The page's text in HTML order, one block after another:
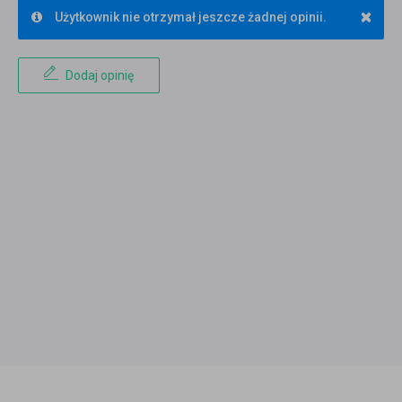
×
Użytkownik nie otrzymał jeszcze żadnej opinii.
Dodaj opinię